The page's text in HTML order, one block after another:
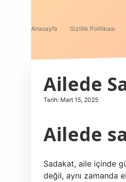
Anasayfa Gizlilik Politikası
Ailede
Tarih: Mart 15, 2025
Ailede
Sadakat, aile içinde
değil, aynı zamanda